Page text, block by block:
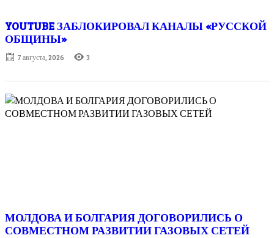
YOUTUBE ЗАБЛОКИРОВАЛ КАНАЛЫ «РУССКОЙ
ОБЩИНЫ»
Posted
7 августа, 2026 3
МОЛДОВА И БОЛГАРИЯ ДОГОВОРИЛИСЬ О
СОВМЕСТНОМ РАЗВИТИИ ГАЗОВЫХ СЕТЕЙ